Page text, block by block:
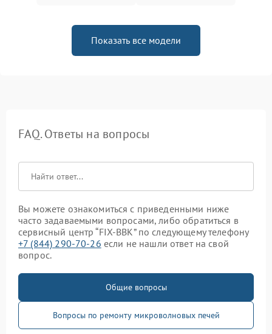
Показать все модели
FAQ. Ответы на вопросы
Вы можете ознакомиться с приведенными ниже
часто задаваемыми вопросами, либо обратиться в
сервисный центр “FIX-BBK” по следующему телефону
+7 (844) 290-70-26 если не нашли ответ на свой
вопрос.
Общие вопросы
Вопросы по ремонту микроволновых печей